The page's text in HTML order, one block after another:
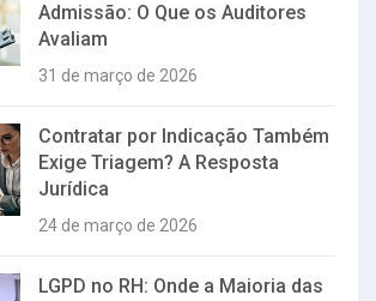
Admissão: O Que os Auditores
Avaliam
31 de março de 2026
Contratar por Indicação Também
Exige Triagem? A Resposta
Jurídica
24 de março de 2026
LGPD no RH: Onde a Maioria das